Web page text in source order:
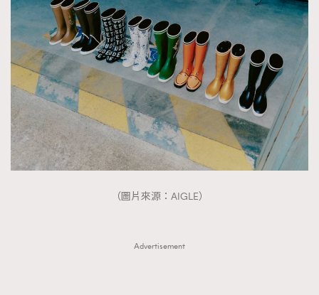
（圖片來源：AIGLE）
Advertisement